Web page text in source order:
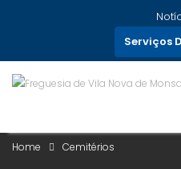
Serviços
Home Cemitérios